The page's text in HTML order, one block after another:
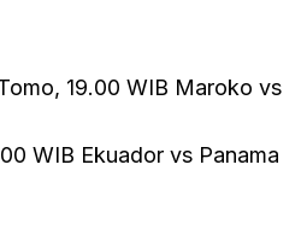
19.00 WIB Maroko vs
WIB Ekuador vs Panama